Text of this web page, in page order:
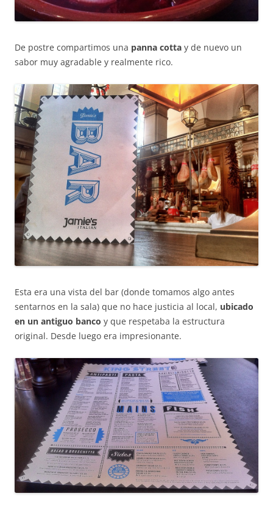
De postre compartimos una panna cotta y de nuevo un
sabor muy agradable y realmente rico.
Esta era una vista del bar (donde tomamos algo antes
sentarnos en la sala) que no hace justicia al local, ubicado
en un antiguo banco y que respetaba la estructura
original. Desde luego era impresionante.